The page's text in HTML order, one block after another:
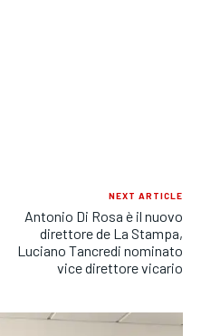
NEXT ARTICLE
Antonio Di Rosa è il nuovo
direttore de La Stampa,
Luciano Tancredi nominato
vice direttore vicario